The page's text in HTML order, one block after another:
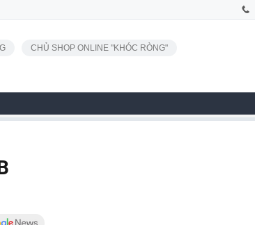
CHỦ SHOP ONLINE "KHÓC RÒNG"